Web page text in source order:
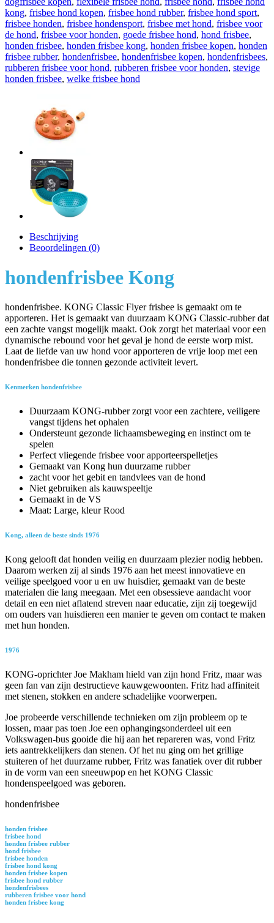
kong, frisbee hond kopen, frisbee hond rubber, frisbee hond sport,
frisbee honden, frisbee hondensport, frisbee met hond, frisbee voor
de hond, frisbee voor honden, goede frisbee hond, hond frisbee,
honden frisbee, honden frisbee kong, honden frisbee kopen, honden
frisbee rubber, hondenfrisbee, hondenfrisbee kopen, hondenfrisbees,
rubberen frisbee voor hond, rubberen frisbee voor honden, stevige
honden frisbee, welke frisbee hond
Beschrijving
Beoordelingen (0)
hondenfrisbee Kong
hondenfrisbee. KONG Classic Flyer frisbee is gemaakt om te
apporteren. Het is gemaakt van duurzaam KONG Classic-rubber dat
een zachte vangst mogelijk maakt. Ook zorgt het materiaal voor een
dynamische rebound voor het geval je hond de eerste worp mist.
Laat de liefde van uw hond voor apporteren de vrije loop met een
hondenfrisbee die tonnen gezonde activiteit levert.
Kenmerken hondenfrisbee
Duurzaam KONG-rubber zorgt voor een zachtere, veiligere
vangst tijdens het ophalen
Ondersteunt gezonde lichaamsbeweging en instinct om te
spelen
Perfect vliegende frisbee voor apporteerspelletjes
Gemaakt van Kong hun duurzame rubber
zacht voor het gebit en tandvlees van de hond
Niet gebruiken als kauwspeeltje
Gemaakt in de VS
Maat: Large, kleur Rood
Kong, alleen de beste sinds 1976
Kong gelooft dat honden veilig en duurzaam plezier nodig hebben.
Daarom werken zij al sinds 1976 aan het meest innovatieve en
veilige speelgoed voor u en uw huisdier, gemaakt van de beste
materialen die lang meegaan. Met een obsessieve aandacht voor
detail en een niet aflatend streven naar educatie, zijn zij toegewijd
om ouders van huisdieren een manier te geven om contact te maken
met hun honden.
1976
KONG-oprichter Joe Makham hield van zijn hond Fritz, maar was
geen fan van zijn destructieve kauwgewoonten. Fritz had affiniteit
met stenen, stokken en andere schadelijke voorwerpen.
Joe probeerde verschillende technieken om zijn probleem op te
lossen, maar pas toen Joe een ophangingsonderdeel uit een
Volkswagen-bus gooide die hij aan het repareren was, vond Fritz
iets aantrekkelijkers dan stenen. Of het nu ging om het grillige
stuiteren of het duurzame rubber, Fritz was fanatiek over dit rubber
in de vorm van een sneeuwpop en het KONG Classic
hondenspeelgoed was geboren.
hondenfrisbee
honden frisbee
frisbee hond
honden frisbee rubber
hond frisbee
frisbee honden
frisbee hond kong
honden frisbee kopen
frisbee hond rubber
hondenfrisbees
rubberen frisbee voor hond
honden frisbee kong